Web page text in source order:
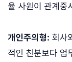
율 사원이 관계중
개인주의형: 회사
적인 친분보다 업